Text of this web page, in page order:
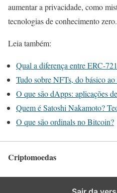
aumentar a privacidade, como
tecnologias de conhecimento zero.
Leia também:
Qual a diferença entre ERC-
Tudo sobre NFTs, do básico
O que são dApps: aplicações
Quem é Satoshi Nakamoto?
O que são ordinals no Bitcoin?
Criptomoedas